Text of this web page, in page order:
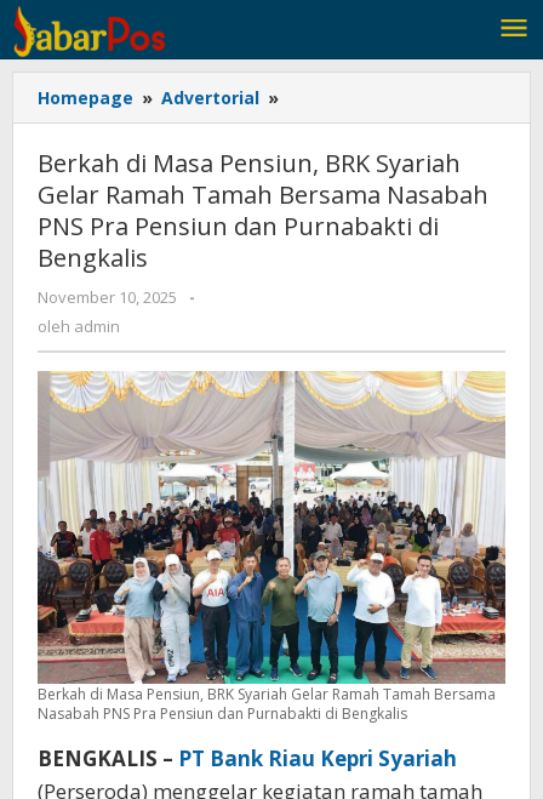
Lewati
ke
konten
Homepage » Advertorial »
di
Pensiun,
BRK
Syariah
Nasabah
PNS
Pra
Pensiun
dan
Purnabakti
di
Bengkalis
Berkah di Masa Pensiun, BRK Syariah
Gelar Ramah Tamah Bersama Nasabah
PNS Pra Pensiun dan Purnabakti di
Bengkalis
November 10, 2025
oleh
-
oleh admin
Berkah di Masa Pensiun, BRK Syariah Gelar Ramah Tamah Bersama
Nasabah PNS Pra Pensiun dan Purnabakti di Bengkalis
BENGKALIS – PT Bank Riau Kepri Syariah
(Perseroda) menggelar kegiatan ramah tamah